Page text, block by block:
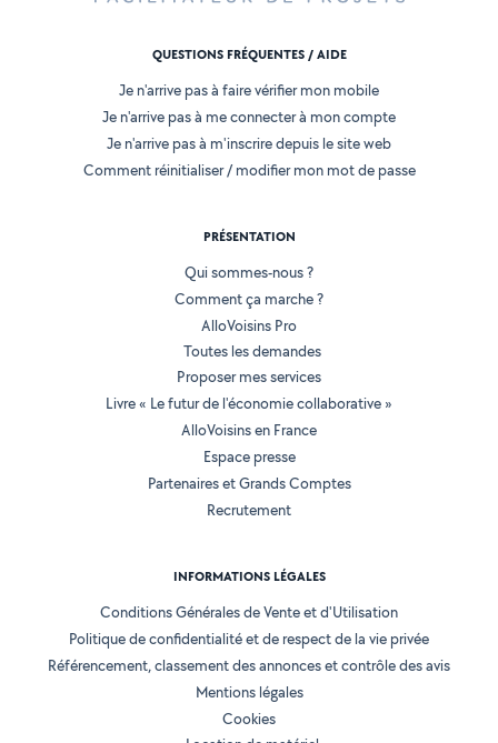
QUESTIONS FRÉQUENTES / AIDE
Je n'arrive pas à faire vérifier mon mobile
Je n'arrive pas à me connecter à mon compte
Je n'arrive pas à m'inscrire depuis le site web
Comment réinitialiser / modifier mon mot de passe
PRÉSENTATION
Qui sommes-nous ?
Comment ça marche ?
AlloVoisins Pro
Toutes les demandes
Proposer mes services
Livre « Le futur de l'économie collaborative »
AlloVoisins en France
Espace presse
Partenaires et Grands Comptes
Recrutement
INFORMATIONS LÉGALES
Conditions Générales de Vente et d'Utilisation
Politique de confidentialité et de respect de la vie privée
Référencement, classement des annonces et contrôle des avis
Mentions légales
Cookies